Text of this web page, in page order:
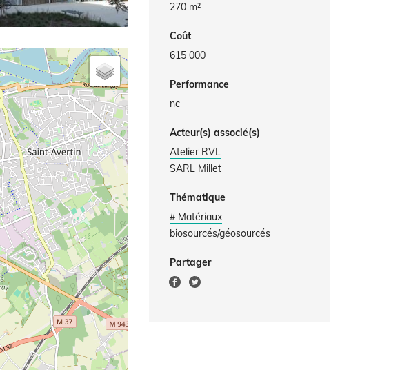
270 m²
Coût
615 000
Performance
nc
Acteur(s) associé(s)
Atelier RVL
SARL Millet
Thématique
# Matériaux
biosourcés/géosourcés
Partager